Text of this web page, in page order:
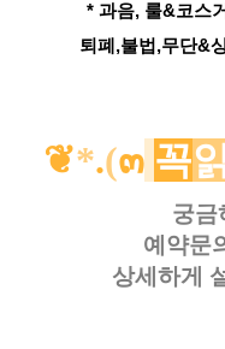
* 과음, 룰&코스
퇴폐,불법,무단&
❦*.(๓ 꼭읽
궁금
예약문
상세하게